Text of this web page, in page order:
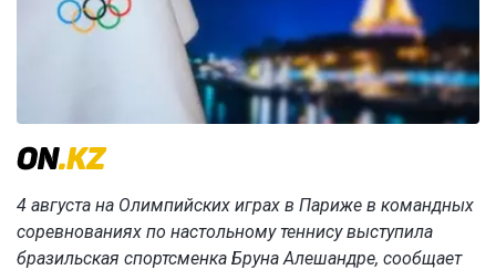
4 августа на Олимпийских играх в Париже в командных
соревнованиях по настольному теннису выступила
бразильская спортсменка Бруна Алешандре, сообщает